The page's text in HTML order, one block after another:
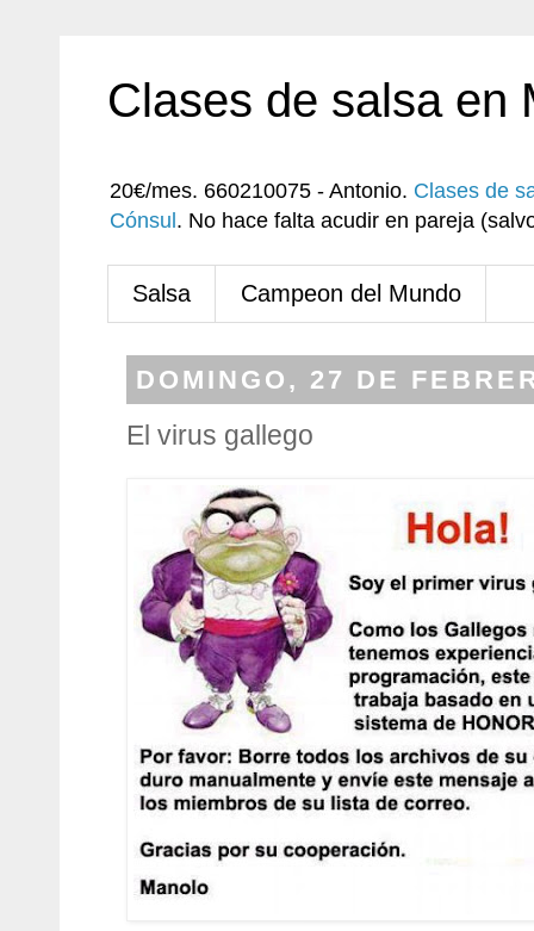
Clases de salsa en
20€/mes. 660210075 - Antonio. Clases de
Cónsul . No hace falta acudir en pareja
Salsa Campeon del Mundo
DOMINGO, 27 DE
El virus gallego